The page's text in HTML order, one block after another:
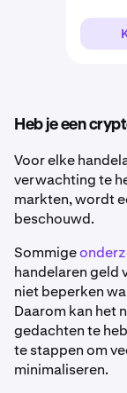
Heb je een
Voor elke
verwachting te
markten, wordt
beschouwd.
Sommige
handelaren geld
niet beperken
Daarom kan het
gedachten te
te stappen om
minimaliseren.